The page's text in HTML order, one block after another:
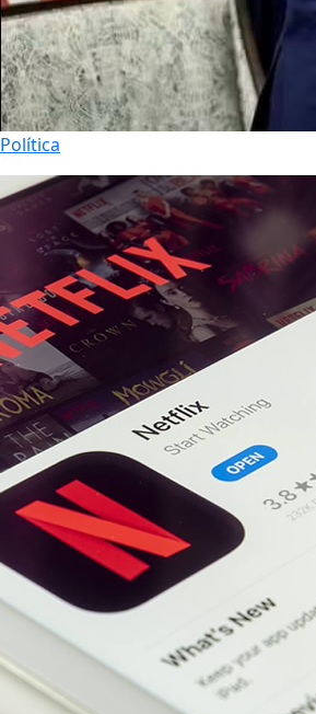
Política